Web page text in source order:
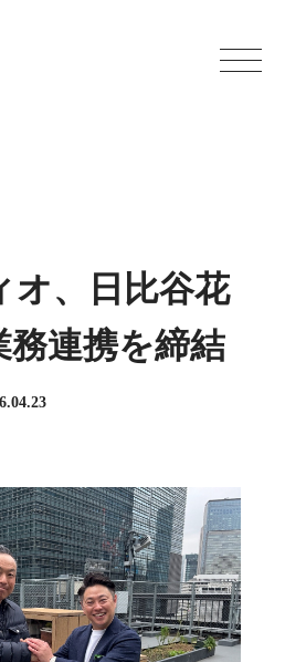
オ、日比谷花
務連携を締結